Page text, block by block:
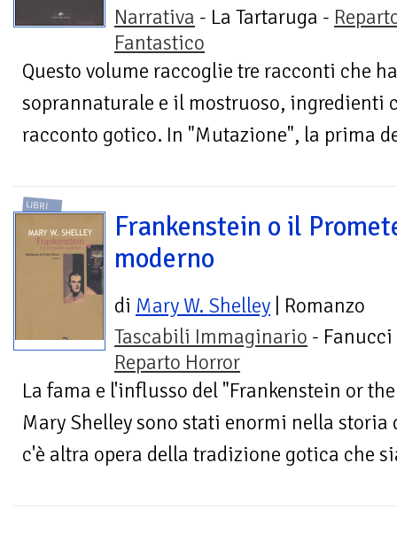
Narrativa - La Tartaruga -
Fantastico
Questo volume raccoglie tre racconti che
soprannaturale e il mostruoso, ingredienti
racconto gotico. In "Mutazione", la prima
LIBRI
Frankenstein o il
moderno
di Mary W. Shelley | Romanzo
Tascabili Immaginario - Fanucci
Reparto Horror
La fama e l'influsso del "Frankenstein or
Mary Shelley sono stati enormi nella
c'è altra opera della tradizione gotica che